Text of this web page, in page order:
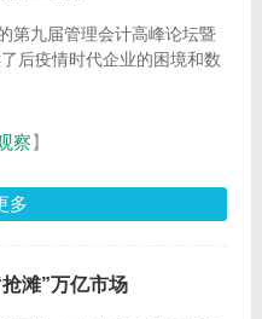
第九届管理会计高峰论坛暨
后疫情时代企业的困境和数
察】
多
滩”万亿市场